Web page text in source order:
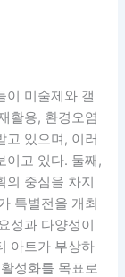
이 미술제와 갤
활용, 환경오염
고 있으며, 이러
이고 있다. 둘째,
의 중심을 차지
특별전을 개최
성과 다양성이
아트가 부상하
성화를 목표로